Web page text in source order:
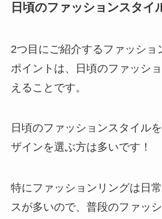
日頃のファッションスタイ
2つ目にご紹介するファッショ
ポイントは、日頃のファッシ
えることです。
日頃のファッションスタイル
ザインを選ぶ方は多いです！
特にファッションリングは日
スが多いので、普段のファッ